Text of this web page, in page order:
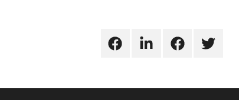
UrgencesLinkedinFacebookTwitter